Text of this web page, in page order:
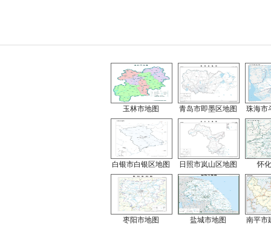
玉林市地图 青岛市即墨区地图 珠海市
白银市白银区地图 日照市岚山区地图 怀
枣阳市地图 盐城市地图 南平市